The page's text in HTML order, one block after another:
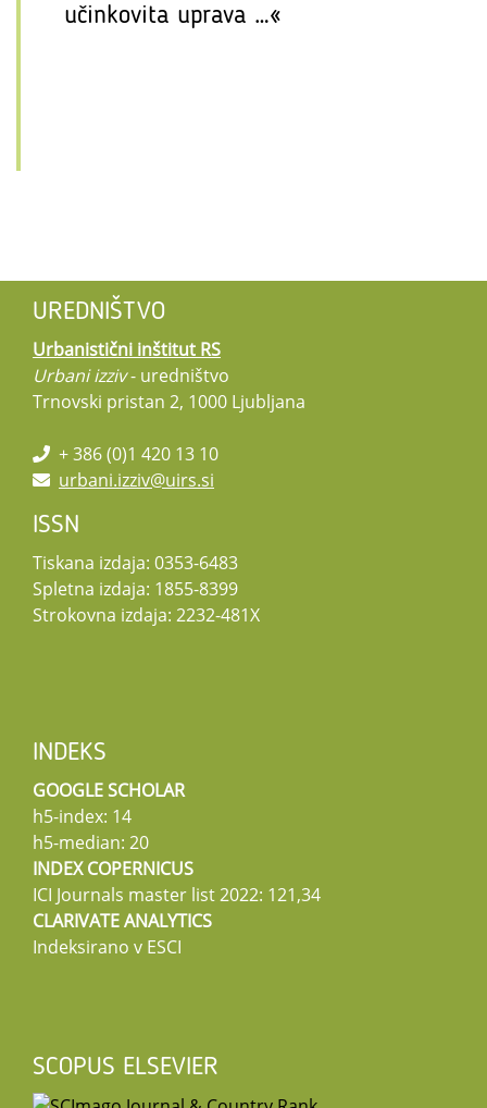
učinkovita uprava …«
UREDNIŠTVO
Urbanistični inštitut RS
Urbani izziv- uredništvo
Trnovski pristan 2, 1000 Ljubljana
+ 386 (0)1 420 13 10
urbani.izziv@uirs.si
ISSN
Tiskana izdaja: 0353-6483
Spletna izdaja: 1855-8399
Strokovna izdaja: 2232-481X
INDEKS
GOOGLE SCHOLAR
h5-index: 14
h5-median: 20
INDEX COPERNICUS
ICI Journals master list 2022: 121,34
CLARIVATE ANALYTICS
Indeksirano v ESCI
SCOPUS ELSEVIER